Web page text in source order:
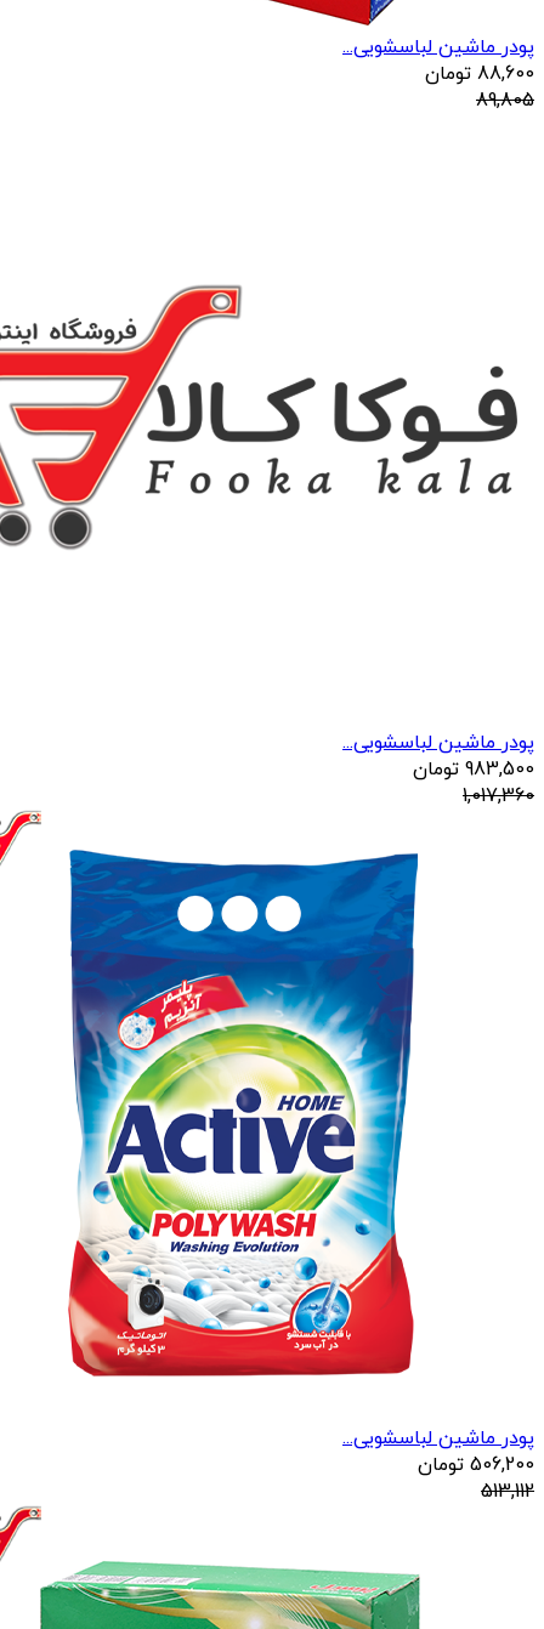
پودر ماشین لباسشویی...
88,600 تومان
89,805
پودر ماشین لباسشویی...
983,500 تومان
1,017,360
پودر ماشین لباسشویی...
506,200 تومان
513,112